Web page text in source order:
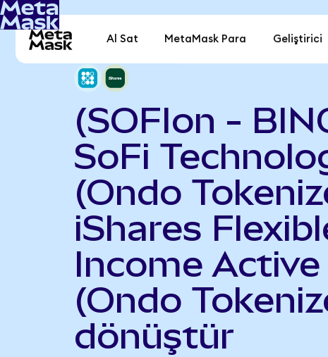
Al Sat MetaMask Para Geliştirici
(SOFIon -
SoFi
(Ondo
iShares
Income Active
(Ondo
dönüştür